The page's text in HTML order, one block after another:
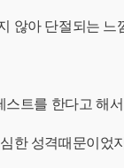
않아 단절되는 느
스트를 한다고 해
한 성격때문이었